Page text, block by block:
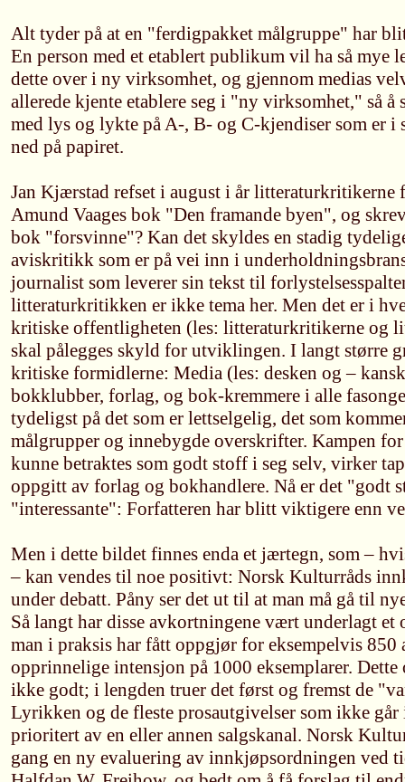
Alt tyder på at en "ferdigpakket målgruppe" har
En person med et etablert publikum vil ha så mye
dette over i ny virksomhet, og gjennom medias
allerede kjente etablere seg i "ny virksomhet," så
med lys og lykte på A-, B- og C-kjendiser som er i
ned på papiret.
Jan Kjærstad refset i august i år litteraturkritikerne
Amund Vaages bok "Den framande byen", og
bok "forsvinne"? Kan det skyldes en stadig
aviskritikk som er på vei inn i
journalist som leverer sin tekst til
litteraturkritikken er ikke tema her. Men det er i
kritiske offentligheten (les: litteraturkritikerne og
skal pålegges skyld for utviklingen. I langt større
kritiske formidlerne: Media (les: desken og –
bokklubber, forlag, og bok-kremmere i alle
tydeligst på det som er lettselgelig, det som
målgrupper og innebygde overskrifter. Kampen
kunne betraktes som godt stoff i seg selv, virker
oppgitt av forlag og bokhandlere. Nå er det "godt
"interessante": Forfatteren har blitt viktigere enn
Men i dette bildet finnes enda et jærtegn, som –
– kan vendes til noe positivt: Norsk Kulturråds
under debatt. Påny ser det ut til at man må gå til
Så langt har disse avkortningene vært underlagt
man i praksis har fått oppgjør for eksempelvis
opprinnelige intensjon på 1000 eksemplarer.
ikke godt; i lengden truer det først og fremst de
Lyrikken og de fleste prosautgivelser som ikke
prioritert av en eller annen salgskanal. Norsk
gang en ny evaluering av innkjøpsordningen ved